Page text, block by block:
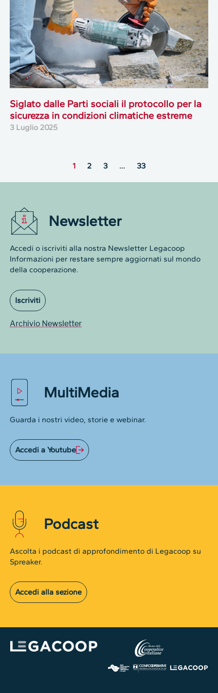
Siglato dalle Parti sociali il protocollo per la
sicurezza in condizioni climatiche estreme
3 Luglio 2025
1 2 3 … 33
Newsletter
Accedi o iscriviti alla nostra Newsletter Legacoop
Informazioni per restare sempre aggiornati sul mondo
della cooperazione.
Iscriviti
Archivio Newsletter
MultiMedia
Guarda i nostri video, storie e webinar.
Accedi a Youtube
Podcast
Ascolta i podcast di approfondimento di Legacoop su
Spreaker.
Accedi alla sezione